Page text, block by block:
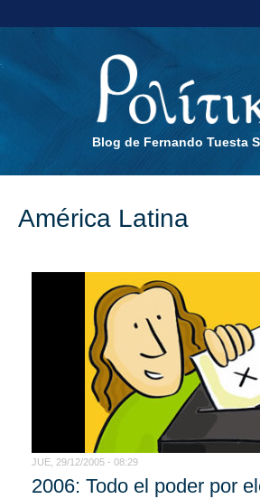
Blog de Fernando Tuesta
América Latina
JUE, 29/12/2005 - 08:29
2006: Todo el poder por